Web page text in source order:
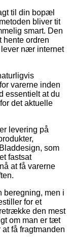
til din bopæl
bliver tit
smart. Den
hente ordren
lever nær internet
varerne inden
essentielt at du
det aktuelle
levering på
som
fastsat
at få varerne
beregning, men i
for et
den mest
om man er tæt
få fragtmanden